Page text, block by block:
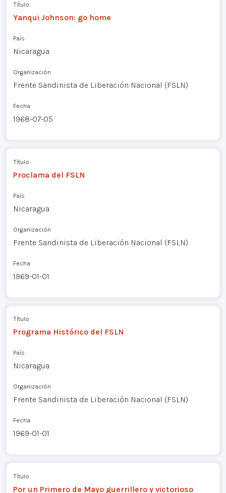
Título
Yanqui Johnson: go home
País
Nicaragua
Organización
Frente Sandinista de Liberación Nacional (FSLN)
Fecha
1968-07-05
Título
Proclama del FSLN
País
Nicaragua
Organización
Frente Sandinista de Liberación Nacional (FSLN)
Fecha
1969-01-01
Título
Programa Histórico del FSLN
País
Nicaragua
Organización
Frente Sandinista de Liberación Nacional (FSLN)
Fecha
1969-01-01
Título
Por un Primero de Mayo guerrillero y victorioso